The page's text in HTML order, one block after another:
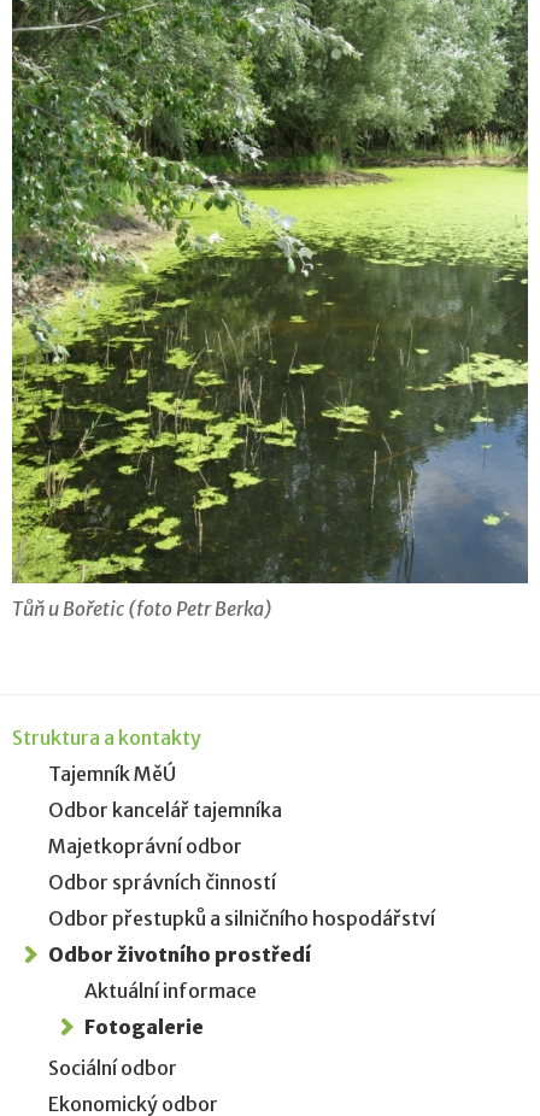
Tůň u Bořetic (foto Petr Berka)
Struktura a kontakty
Tajemník MěÚ
Odbor kancelář tajemníka
Majetkoprávní odbor
Odbor správních činností
Odbor přestupků a silničního hospodářství
Odbor životního prostředí
Aktuální informace
Fotogalerie
Sociální odbor
Ekonomický odbor